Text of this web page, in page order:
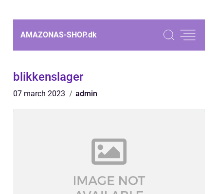
AMAZONAS-SHOP.dk
blikkenslager
07 march 2023 admin